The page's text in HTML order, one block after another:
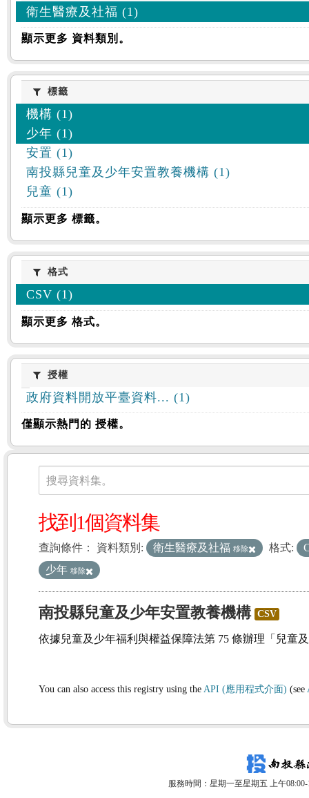
衛生醫療及社福 (1)
顯示更多 資料類別。
標籤標籤
機構 (1)
少年 (1)
安置 (1)
南投縣兒童及少年安置教養機構 (1)
兒童 (1)
顯示更多 標籤。
格式格式
CSV (1)
顯示更多 格式。
授權授權
政府資料開放平臺資料... (1)
僅顯示熱門的 授權。
資料集
搜尋資料集。
找到1個資料集
查詢條件： 資料類別: 衛生醫療及社福 移除 格式:
少年 移除
南投縣兒童及少年安置教養機構 CSV
依據兒童及少年福利與權益保障法第 75 條辦理「兒童
You can also access this registry using the API (應用程式介面) (see
服務時間：星期一至星期五 上午